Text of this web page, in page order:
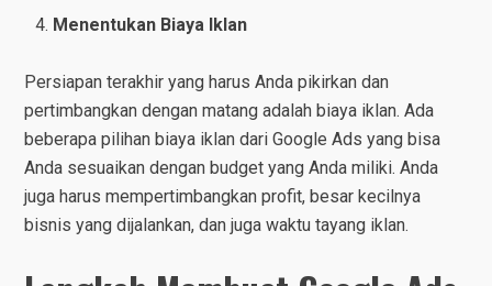
Menentukan Biaya Iklan
Persiapan terakhir yang harus Anda pikirkan dan
pertimbangkan dengan matang adalah biaya iklan. Ada
beberapa pilihan biaya iklan dari Google Ads yang bisa
Anda sesuaikan dengan budget yang Anda miliki. Anda
juga harus mempertimbangkan profit, besar kecilnya
bisnis yang dijalankan, dan juga waktu tayang iklan.